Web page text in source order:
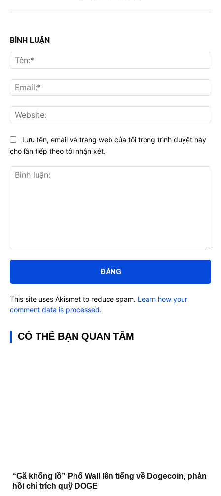
BÌNH LUẬN
luận:
Lưu tên, email và trang web của tôi trong trình duyệt này
cho lần tiếp theo tôi nhận xét.
This site uses Akismet to reduce spam. Learn how your
comment data is processed.
CÓ THỂ BẠN QUAN TÂM
“Gã khổng lồ” Phố Wall lên tiếng về Dogecoin, phản
hồi chỉ trích quỹ DOGE